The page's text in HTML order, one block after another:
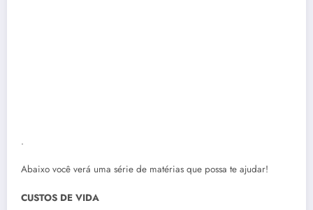
.
Abaixo você verá uma série de matérias que possa te ajudar!
CUSTOS DE VIDA